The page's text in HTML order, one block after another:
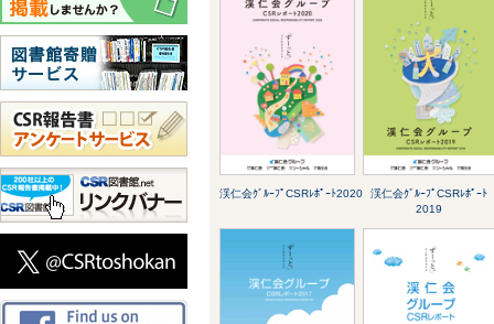
渓仁会ｸﾞﾙｰﾌﾟCSRﾚﾎﾟｰﾄ2020
渓仁会ｸﾞﾙｰﾌﾟCSRﾚﾎﾟｰﾄ
2019